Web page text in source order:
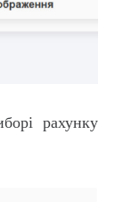
рахунку